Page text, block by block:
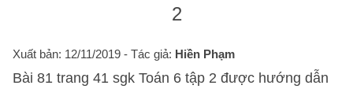
2
Xuất bản: 12/11/2019 - Tác giả: Hiền Phạm
Bài 81 trang 41 sgk Toán 6 tập 2 được hướng dẫn